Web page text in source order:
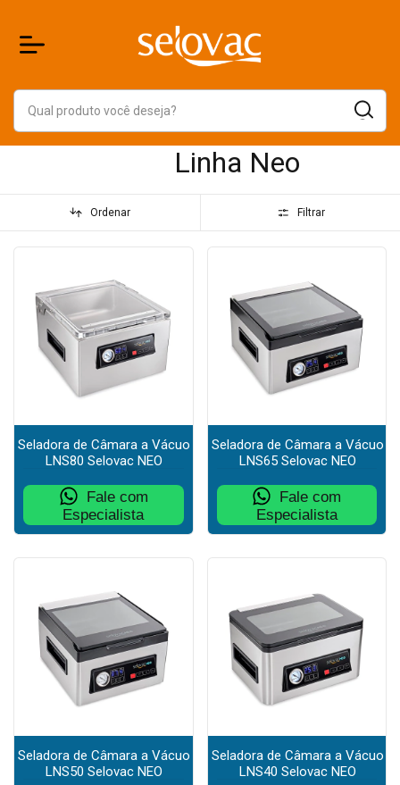
Linha Neo
Ordenar Filtrar
Seladora de Câmara a Vácuo
LNS80 Selovac NEO
Fale com
Especialista
Seladora de Câmara a Vácuo
LNS65 Selovac NEO
Fale com
Especialista
Seladora de Câmara a Vácuo
LNS50 Selovac NEO
Seladora de Câmara a Vácuo
LNS40 Selovac NEO